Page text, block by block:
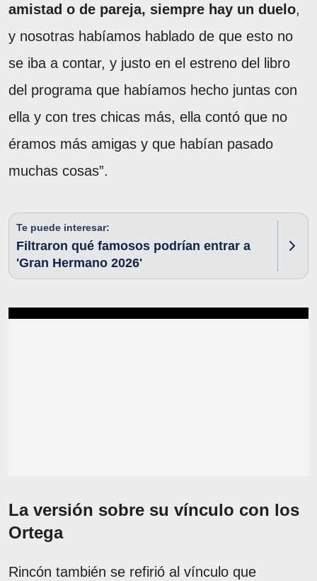
amistad o de pareja, siempre hay un duelo,
y nosotras habíamos hablado de que esto no
se iba a contar, y justo en el estreno del libro
del programa que habíamos hecho juntas con
ella y con tres chicas más, ella contó que no
éramos más amigas y que habían pasado
muchas cosas”.
Te puede interesar:
Filtraron qué famosos podrían entrar a
'Gran Hermano 2026'
La versión sobre su vínculo con los
Ortega
Rincón también se refirió al vínculo que